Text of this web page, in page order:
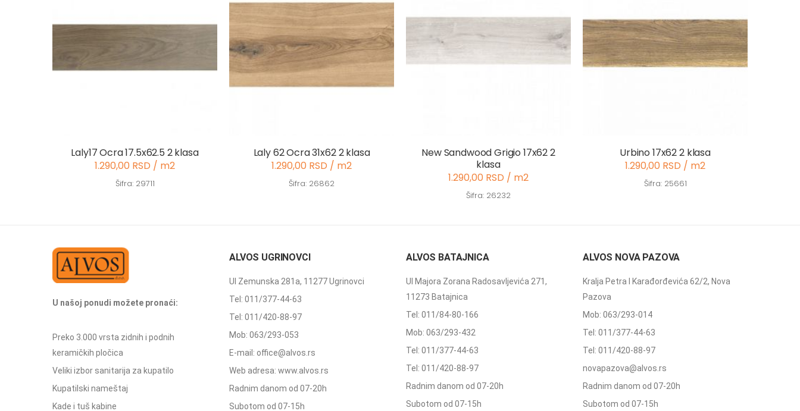
Laly17 Ocra 17.5x62.5 2 klasa
1.290,00 RSD / m2
Šifra: 29711
Laly 62 Ocra 31x62 2 klasa
1.290,00 RSD / m2
Šifra: 26862
New Sandwood Grigio 17x62 2
klasa
1.290,00 RSD / m2
Šifra: 26232
Urbino 17x62 2 klasa
1.290,00 RSD / m2
Šifra: 25661
U našoj ponudi možete pronaći:
Preko 3.000 vrsta zidnih i podnih
keramičkih pločica
Veliki izbor sanitarija za kupatilo
Kupatilski nameštaj
Kade i tuš kabine
ALVOS UGRINOVCI
Ul Zemunska 281a, 11277 Ugrinovci
Tel: 011/377-44-63
Tel: 011/420-88-97
Mob: 063/293-053
E-mail: office@alvos.rs
Web adresa: www.alvos.rs
Radnim danom od 07-20h
Subotom od 07-15h
ALVOS BATAJNICA
Ul Majora Zorana Radosavljevića 271,
11273 Batajnica
Tel: 011/84-80-166
Mob: 063/293-432
Tel: 011/377-44-63
Tel: 011/420-88-97
Radnim danom od 07-20h
Subotom od 07-15h
ALVOS NOVA PAZOVA
Kralja Petra I Karađorđevića 62/2, Nova
Pazova
Mob: 063/293-014
Tel: 011/377-44-63
Tel: 011/420-88-97
novapazova@alvos.rs
Radnim danom od 07-20h
Subotom od 07-15h